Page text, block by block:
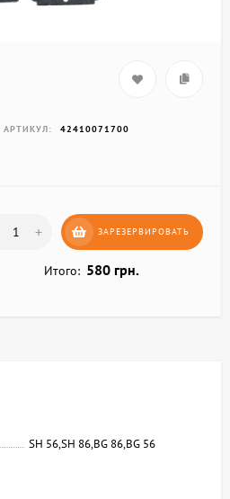
АРТИКУЛ: 42410071700
+ ЗАРЕЗЕРВИРОВАТЬ
Итого: 580 грн.
SH 56,SH 86,BG 86,BG 56